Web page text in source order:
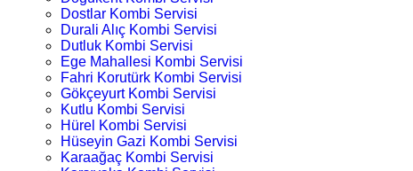
Dostlar Kombi Servisi
Durali Alıç Kombi Servisi
Dutluk Kombi Servisi
Ege Mahallesi Kombi Servisi
Fahri Korutürk Kombi Servisi
Gökçeyurt Kombi Servisi
Kutlu Kombi Servisi
Hürel Kombi Servisi
Hüseyin Gazi Kombi Servisi
Karaağaç Kombi Servisi